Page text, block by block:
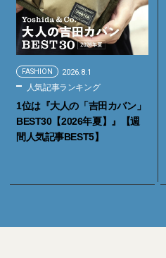
FASHION 2026.8.1
人気記事ランキング
1位は『大人の「吉田カバン」
BEST30【2026年夏】』【週
間人気記事BEST5】